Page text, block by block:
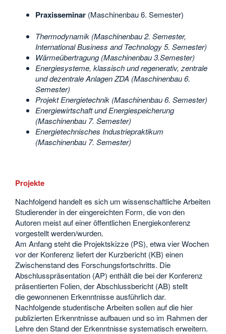
Praxisseminar (Maschinenbau 6. Semester)
Thermodynamik (Maschinenbau 2. Semester,
International Business and Technology 5. Semester)
Wärmeübertragung (Maschinenbau 3.Semester)
Energiesysteme, klassisch und regenerativ, zentrale
und dezentrale Anlagen ZDA (Maschinenbau 6.
Semester)
Projekt Energietechnik (Maschinenbau 6. Semester)
Energiewirtschaft und Energiespeicherung
(Maschinenbau 7. Semester)
Energietechnisches Industriepraktikum
(Maschinenbau 7. Semester)
Projekte
Nachfolgend handelt es sich um wissenschaftliche Arbeiten
Studierender in der eingereichten Form, die von den
Autoren meist auf einer öffentlichen Energiekonferenz
vorgestellt werden/wurden.
Am Anfang steht die Projektskizze (PS), etwa vier Wochen
vor der Konferenz liefert der Kurzbericht (KB) einen
Zwischenstand des Forschungsfortschritts. Die
Abschlusspräsentation (AP) enthält die bei der Konferenz
präsentierten Folien, der Abschlussbericht (AB) stellt
die gewonnenen Erkenntnisse ausführlich dar.
Nachfolgende studentische Arbeiten sollen auf die hier
publizierten Erkenntnisse aufbauen und so im Rahmen der
Lehre den Stand der Erkenntnisse systematisch erweitern.